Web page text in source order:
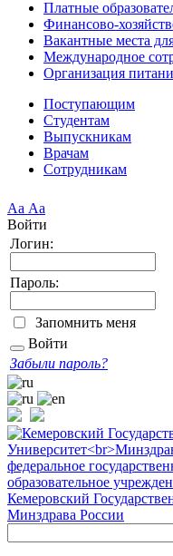
Платные
Финансово-
Вакантные места
Международное
Организация
Поступающим
Студентам
Выпускникам
Врачам
Сотрудникам
Аа Аа
Войти
Логин:
Пароль:
Запомнить меня
Войти
Забыли пароль?
федеральное
образовательное
Кемеровский
Минздрава России